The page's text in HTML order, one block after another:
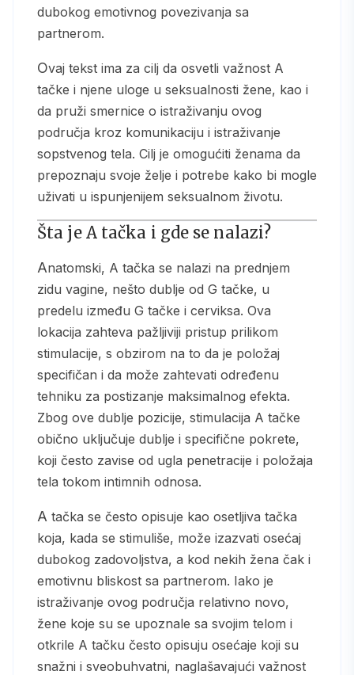
dubokog emotivnog povezivanja sa
partnerom.
Ovaj tekst ima za cilj da osvetli važnost A
tačke i njene uloge u seksualnosti žene, kao i
da pruži smernice o istraživanju ovog
područja kroz komunikaciju i istraživanje
sopstvenog tela. Cilj je omogućiti ženama da
prepoznaju svoje želje i potrebe kako bi mogle
uživati u ispunjenijem seksualnom životu.
Šta je A tačka i gde se nalazi?
Anatomski, A tačka se nalazi na prednjem
zidu vagine, nešto dublje od G tačke, u
predelu između G tačke i cerviksa. Ova
lokacija zahteva pažljiviji pristup prilikom
stimulacije, s obzirom na to da je položaj
specifičan i da može zahtevati određenu
tehniku za postizanje maksimalnog efekta.
Zbog ove dublje pozicije, stimulacija A tačke
obično uključuje dublje i specifične pokrete,
koji često zavise od ugla penetracije i položaja
tela tokom intimnih odnosa.
A tačka se često opisuje kao osetljiva tačka
koja, kada se stimuliše, može izazvati osećaj
dubokog zadovoljstva, a kod nekih žena čak i
emotivnu bliskost sa partnerom. Iako je
istraživanje ovog područja relativno novo,
žene koje su se upoznale sa svojim telom i
otkrile A tačku često opisuju osećaje koji su
snažni i sveobuhvatni, naglašavajući važnost